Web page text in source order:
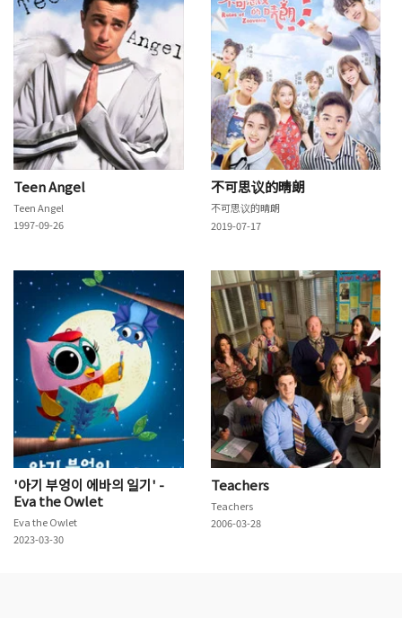
Teen Angel
Teen Angel
1997-09-26
不可思议的晴朗
不可思议的晴朗
2019-07-17
'아기 부엉이 에바의 일기' -
Eva the Owlet
Eva the Owlet
2023-03-30
Teachers
Teachers
2006-03-28